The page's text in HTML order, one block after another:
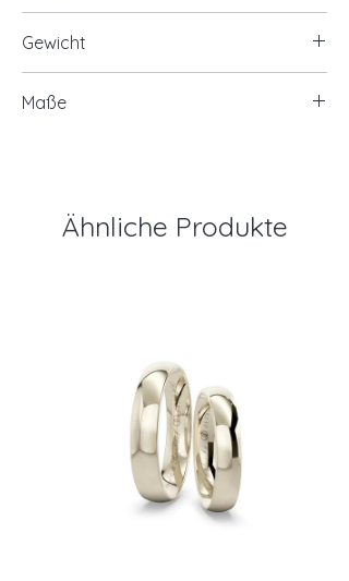
vergoldet
Gewicht
Maße
Ähnliche Produkte